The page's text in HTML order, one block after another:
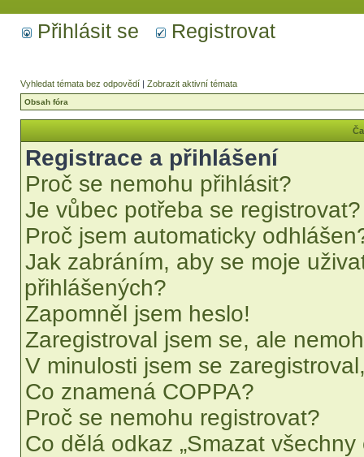
Přihlásit se Registrovat
Vyhledat témata bez odpovědí | Zobrazit aktivní témata
Obsah fóra
Registrace a přihlášení
Proč se nemohu přihlásit?
Je vůbec potřeba se registrovat?
Proč jsem automaticky
Jak zabráním, aby se moje
přihlášených?
Zapomněl jsem heslo!
Zaregistroval jsem se, ale
V minulosti jsem se
Co znamená COPPA?
Proč se nemohu registrovat?
Co dělá odkaz „Smazat všechny